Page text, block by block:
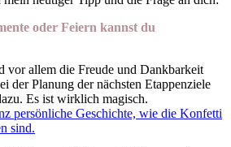
oder Feiern kannst du
vor allem die Freude und Dankbarkeit
der Planung der nächsten Etappenziele
Es ist wirklich magisch.
persönliche Geschichte, wie die Konfetti
sind.